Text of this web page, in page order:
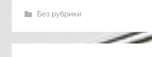
Без рубрики